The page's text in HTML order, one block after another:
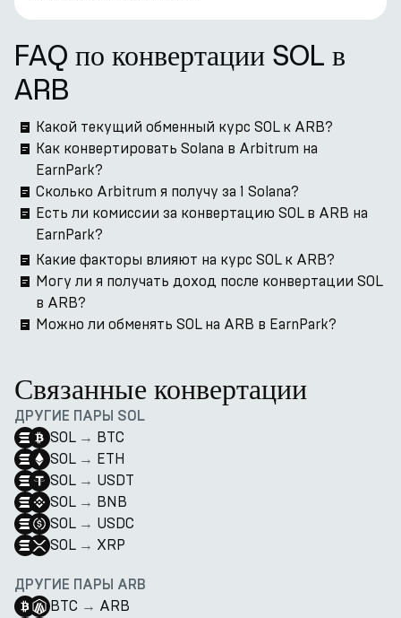
FAQ по конвертации SOL в
ARB
Какой текущий обменный курс SOL к ARB?
Как конвертировать Solana в Arbitrum на
EarnPark?
Сколько Arbitrum я получу за 1 Solana?
Есть ли комиссии за конвертацию SOL в ARB на
EarnPark?
Какие факторы влияют на курс SOL к ARB?
Могу ли я получать доход после конвертации SOL
в ARB?
Можно ли обменять SOL на ARB в EarnPark?
Связанные конвертации
ДРУГИЕ ПАРЫ SOL
SOL → BTC
SOL → ETH
SOL → USDT
SOL → BNB
SOL → USDC
SOL → XRP
ДРУГИЕ ПАРЫ ARB
BTC → ARB